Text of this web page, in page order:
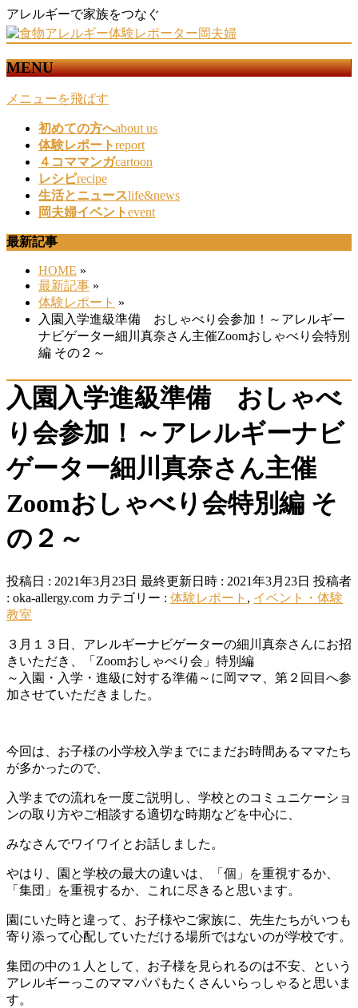
アレルギーで家族をつなぐ
MENU
メニューを飛ばす
初めての方へabout us
体験レポートreport
４コママンガcartoon
レシピrecipe
生活とニュースlife&news
岡夫婦イベントevent
最新記事
HOME »
最新記事 »
体験レポート »
入園入学進級準備 おしゃべり会参加！～アレルギー
ナビゲーター細川真奈さん主催Zoomおしゃべり会特別
編 その２～
入園入学進級準備 おしゃべ
り会参加！～アレルギーナビ
ゲーター細川真奈さん主催
Zoomおしゃべり会特別編 そ
の２～
投稿日 : 2021年3月23日 最終更新日時 : 2021年3月23日 投稿者
: oka-allergy.com カテゴリー : 体験レポート , イベント・体験
教室
３月１３日、アレルギーナビゲーターの細川真奈さんにお招
きいただき、「Zoomおしゃべり会」特別編
～入園・入学・進級に対する準備～に岡ママ、第２回目へ参
加させていただきました。
今回は、お子様の小学校入学までにまだお時間あるママたち
が多かったので、
入学までの流れを一度ご説明し、学校とのコミュニケーショ
ンの取り方やご相談する適切な時期などを中心に、
みなさんでワイワイとお話しました。
やはり、園と学校の最大の違いは、「個」を重視するか、
「集団」を重視するか、これに尽きると思います。
園にいた時と違って、お子様やご家族に、先生たちがいつも
寄り添って心配していただける場所ではないのが学校です。
集団の中の１人として、お子様を見られるのは不安、という
アレルギーっこのママパパもたくさんいらっしゃると思いま
す。